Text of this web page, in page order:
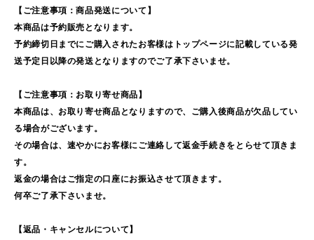
【ご注意事項：商品発送について】
本商品は予約販売となります。
予約締切日までにご購入されたお客様はトップページに記載している発
送予定日以降の発送となりますのでご了承下さいませ。
【ご注意事項：お取り寄せ商品】
本商品は、お取り寄せ商品となりますので、ご購入後商品が欠品してい
る場合がございます。
その場合は、速やかにお客様にご連絡して返金手続きをとらせて頂きま
す。
返金の場合はご指定の口座にお振込させて頂きます。
何卒ご了承下さいませ。
【返品・キャンセルについて】